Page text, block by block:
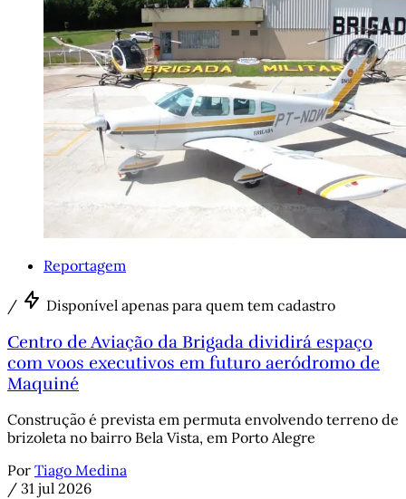
Reportagem
/ Disponível apenas para quem tem cadastro
Centro de Aviação da Brigada dividirá espaço
com voos executivos em futuro aeródromo de
Maquiné
Construção é prevista em permuta envolvendo terreno de
brizoleta no bairro Bela Vista, em Porto Alegre
Por Tiago Medina
/ 31 jul 2026